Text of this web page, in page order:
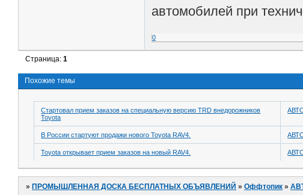
автомобилей при
0
Страница:1
Похожие темы
Стартовал прием заказов на специальную версию TRD внедорожников
Toyota
В России стартуют продажи нового Toyota RAV4.
Toyota открывает прием заказов на новый RAV4.
» ПРОМЫШЛЕННАЯ ДОСКА БЕСПЛАТНЫХ ОБЪЯВЛЕНИЙ »Оффтопик »